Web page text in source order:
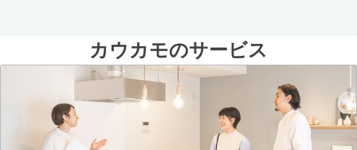
カウカモのサービス